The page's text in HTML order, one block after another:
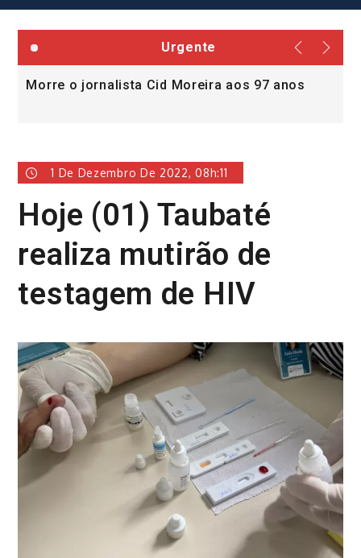
Urgente
Morre o jornalista Cid Moreira aos 97 anos
1 De Dezembro De 2022, 08h:11
Hoje (01) Taubaté
realiza mutirão de
testagem de HIV